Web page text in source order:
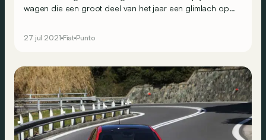
wagen die een groot deel van het jaar een glimlach op
27 jul 2021 Fiat Punto